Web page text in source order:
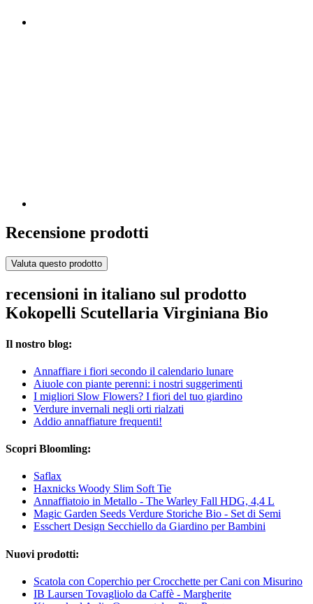
Recensione prodotti
Valuta questo prodotto
recensioni in italiano sul prodotto
Kokopelli Scutellaria Virginiana Bio
Il nostro blog:
Annaffiare i fiori secondo il calendario lunare
Aiuole con piante perenni: i nostri suggerimenti
I migliori Slow Flowers? I fiori del tuo giardino
Verdure invernali negli orti rialzati
Addio annaffiature frequenti!
Scopri Bloomling:
Saflax
Haxnicks Woody Slim Soft Tie
Annaffiatoio in Metallo - The Warley Fall HDG, 4,4 L
Magic Garden Seeds Verdure Storiche Bio - Set di Semi
Esschert Design Secchiello da Giardino per Bambini
Nuovi prodotti:
Scatola con Coperchio per Crocchette per Cani con Misurino
IB Laursen Tovagliolo da Caffè - Margherite